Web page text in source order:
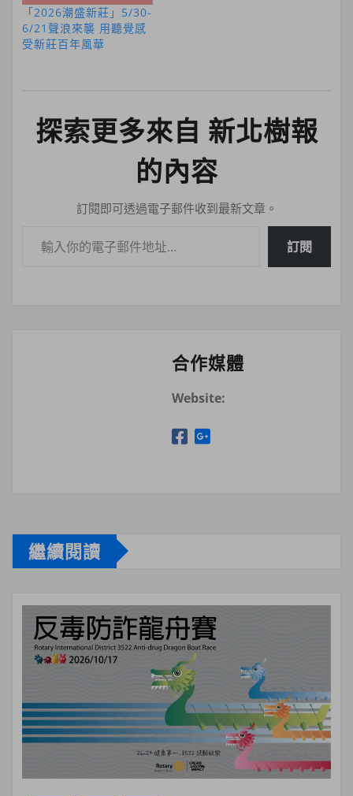
「2026潮盛新莊」5/30-
6/21聲浪來襲 用聽覺感
受新莊百年風華
探索更多來自 新北樹報
的內容
訂閱即可透過電子郵件收到最新文章。
訂閱
合作媒體
Website:
繼續閱讀